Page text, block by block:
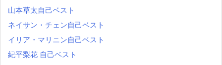
山本草太自己ベスト
ネイサン・チェン自己ベスト
イリア・マリニン自己ベスト
紀平梨花 自己ベスト